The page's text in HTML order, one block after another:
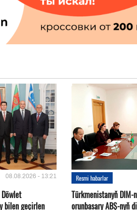
08.08.2026 - 13:21
bilen geçirlen
Resmi habarlar
Türkmenistanyň DIM-
orunbasary ABŞ-nyň